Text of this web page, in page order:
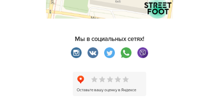
Мы в социальных сетях!